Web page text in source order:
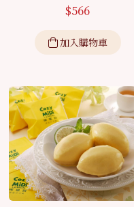
$566
加入購物車